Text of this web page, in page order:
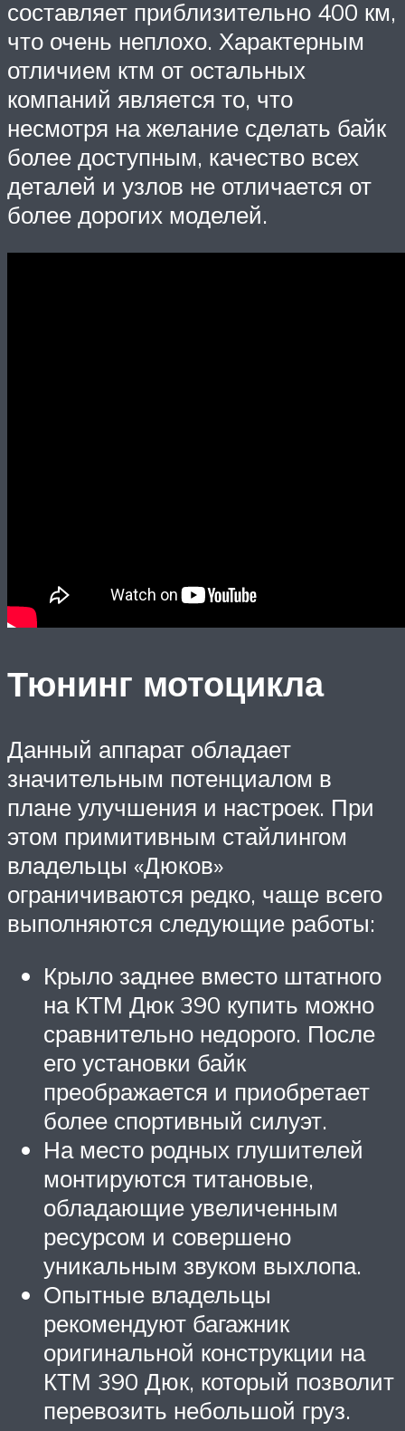
составляет приблизительно 400 км,
что очень неплохо. Характерным
отличием ктм от остальных
компаний является то, что
несмотря на желание сделать байк
более доступным, качество всех
деталей и узлов не отличается от
более дорогих моделей.
Тюнинг мотоцикла
Данный аппарат обладает
значительным потенциалом в
плане улучшения и настроек. При
этом примитивным стайлингом
владельцы «Дюков»
ограничиваются редко, чаще всего
выполняются следующие работы:
Крыло заднее вместо штатного
на КТМ Дюк 390 купить можно
сравнительно недорого. После
его установки байк
преображается и приобретает
более спортивный силуэт.
На место родных глушителей
монтируются титановые,
обладающие увеличенным
ресурсом и совершено
уникальным звуком выхлопа.
Опытные владельцы
рекомендуют багажник
оригинальной конструкции на
КТМ 390 Дюк, который позволит
перевозить небольшой груз.